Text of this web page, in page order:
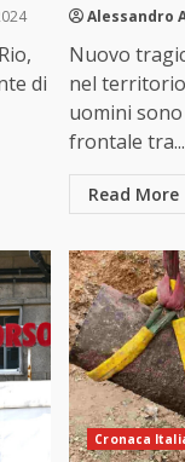
di
Alessandro
Nuovo
nel
uomini
frontale tra...
Read More
Cronaca